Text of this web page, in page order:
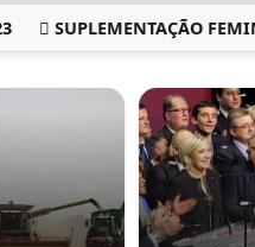
SUPLEMENTAÇÃO